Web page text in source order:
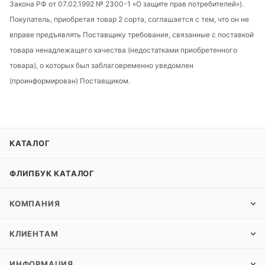
Закона РФ от 07.02.1992 № 2300-1 «О защите прав потребителей»).
Покупатель, приобретая товар 2 сорта, соглашается с тем, что он не
вправе предъявлять Поставщику требования, связанные с поставкой
товара ненадлежащего качества (недостатками приобретенного
товара), о которых был заблаговременно уведомлен
(проинформирован) Поставщиком.
КАТАЛОГ
ФЛИПБУК КАТАЛОГ
КОМПАНИЯ
КЛИЕНТАМ